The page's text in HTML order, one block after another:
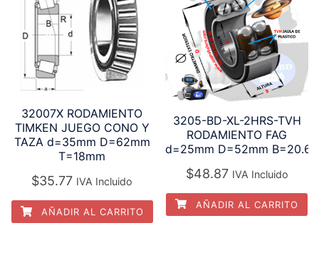
32007X RODAMIENTO
TIMKEN JUEGO CONO Y
TAZA d=35mm D=62mm
T=18mm
$35.77 IVA Incluido
AÑADIR AL CARRITO
3205-BD-XL-2HRS-TVH
RODAMIENTO FAG
d=25mm D=52mm
$48.87 IVA Incluido
AÑADIR AL CARRITO